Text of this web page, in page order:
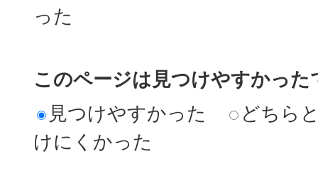
った
このページは見つけやすかった
見つけやすかった
どちら
けにくかった